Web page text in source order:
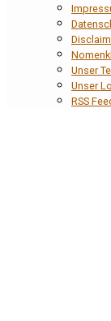
Unser
Unser
RSS